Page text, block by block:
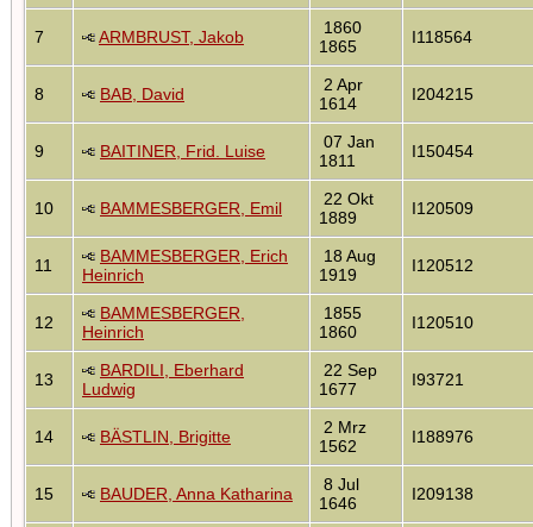
7 ARMBRUST, Jakob
1860
1865
I118564
8 BAB, David
2 Apr
1614
I204215
9 BAITINER, Frid. Luise
07 Jan
1811
I150454
10 BAMMESBERGER, Emil
22 Okt
1889
I120509
11
BAMMESBERGER, Erich
Heinrich
18 Aug
1919
I120512
12
BAMMESBERGER,
Heinrich
1855
1860
I120510
13
BARDILI, Eberhard
Ludwig
22 Sep
1677
I93721
14 BÄSTLIN, Brigitte
2 Mrz
1562
I188976
15 BAUDER, Anna Katharina
8 Jul
1646
I209138